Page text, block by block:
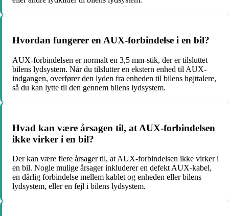
Hvordan fungerer en AUX-forbindelse i en bil?
AUX-forbindelsen er normalt en 3,5 mm-stik, der er tilsluttet
bilens lydsystem. Når du tilslutter en ekstern enhed til AUX-
indgangen, overfører den lyden fra enheden til bilens højttalere,
så du kan lytte til den gennem bilens lydsystem.
Hvad kan være årsagen til, at AUX-forbindelsen
ikke virker i en bil?
Der kan være flere årsager til, at AUX-forbindelsen ikke virker i
en bil. Nogle mulige årsager inkluderer en defekt AUX-kabel,
en dårlig forbindelse mellem kablet og enheden eller bilens
lydsystem, eller en fejl i bilens lydsystem.